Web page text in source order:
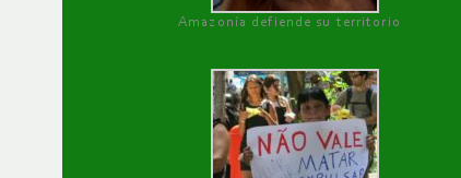
Amazonía defiende su territorio